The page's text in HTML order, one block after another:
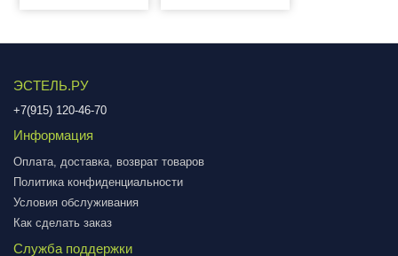
ЭСТЕЛЬ.РУ
+7(915) 120-46-70
Информация
Оплата, доставка, возврат товаров
Политика конфиденциальности
Условия обслуживания
Как сделать заказ
Служба поддержки